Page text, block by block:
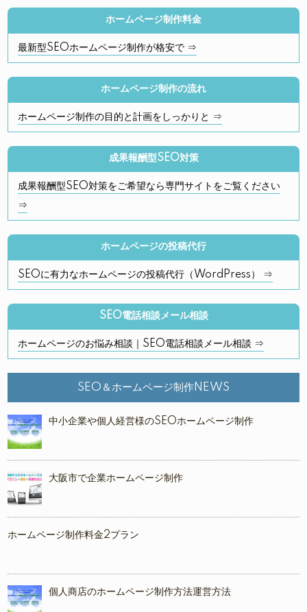
ホームページ制作料金
最新型SEOホームページ制作が格安で ⇒
ホームページ制作の流れ
ホームページ制作の目的と計画をしっかりと ⇒
成果報酬型SEO対策
成果報酬型SEO対策をご希望なら専門サイトをご覧ください
⇒
ホームページの投稿代行
SEOに有力なホームページの投稿代行（WordPress） ⇒
SEO電話相談メール相談
ホームページのお悩み相談｜SEO電話相談メール相談 ⇒
SEO＆ホームページ制作NEWS
中小企業や個人経営様のSEOホームページ制作
大阪市で企業ホームページ制作
ホームページ制作料金2プラン
個人商店のホームページ制作方法運営方法